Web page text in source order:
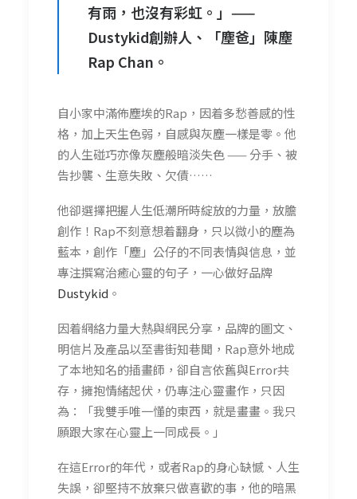
有雨，也沒有彩虹。」——
Dustykid創辦人、「塵爸」陳塵
Rap Chan。
自小家中滿佈塵埃的Rap ，因着多愁善感的性
格，加上天生色弱，自感與灰塵一樣是零。他
的人生碰巧亦像灰塵般暗淡失色——分手、被
告抄襲、生意失敗、欠債……
他卻選擇把握人生低潮所時綻放的力量 ， 放膽
創作 ！ Rap不刻意想着翻身 ，只以微小的塵為
藍本，創作「塵」公仔的不同表情與信息，並
專注撰寫治癒心靈的句子，一心做好品牌
Dustykid 。
因着網絡力量大熱與網民分享，品牌的圖文、
明信片及產品以至書街知巷聞， Rap意外地成
了本地知名的插畫師 ，卻自言依舊與Error共
存，擁抱情緒起伏， 仍專注心靈畫作 ，只因
為：
「我雙手唯一懂的東西，就是畫畫。我只
願跟大家在心靈上一同成長。」
在這Error的年代，或者Rap的身心缺憾、人生
失誤，卻堅持不放棄只做喜歡的事，他的暗黑